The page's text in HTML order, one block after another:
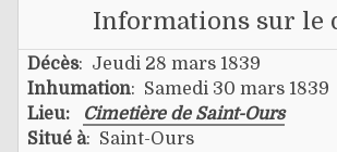
Informations sur le
Décès: Jeudi 28 mars 1839
Inhumation: Samedi 30 mars 1839
Lieu:
Cimetière de Saint-Ours
Situé à: Saint-Ours